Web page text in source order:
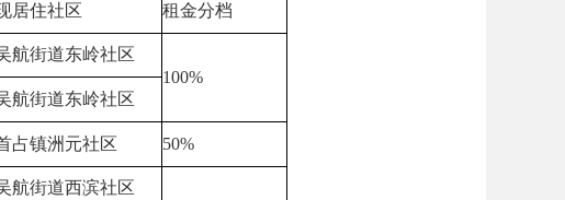
居住社区 租金分档
航街道东岭社区
100%
航街道东岭社区
占镇洲元社区 50%
航街道西滨社区